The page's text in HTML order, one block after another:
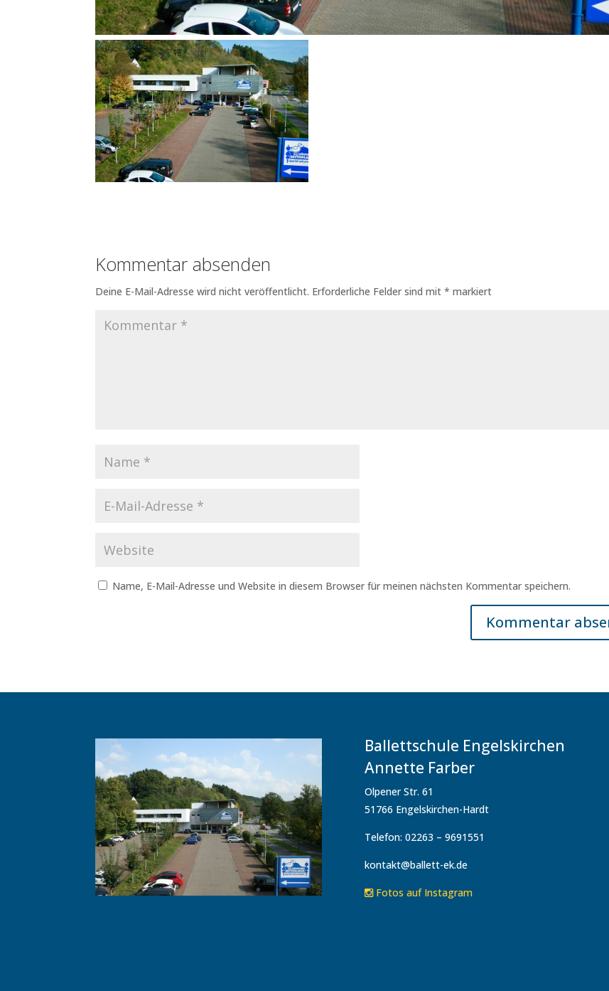
Kommentar absenden
Deine E-Mail-Adresse wird nicht veröffentlicht. Erforderliche Felder sind mit* markiert
Name, E-Mail-Adresse und Website in diesem Browser für meinen nächsten Kommentar speichern.
Ballettschule Engelskirchen
Annette Farber
Olpener Str. 61
51766 Engelskirchen-Hardt
Telefon: 02263 – 9691551
kontakt@ballett-ek.de
Fotos auf Instagram